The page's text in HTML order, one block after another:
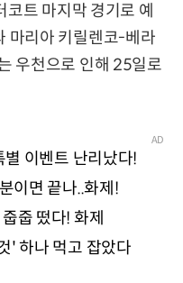
트 마지막 경기로 예
마리아 키릴렌코-베라
우천으로 인해 25일로